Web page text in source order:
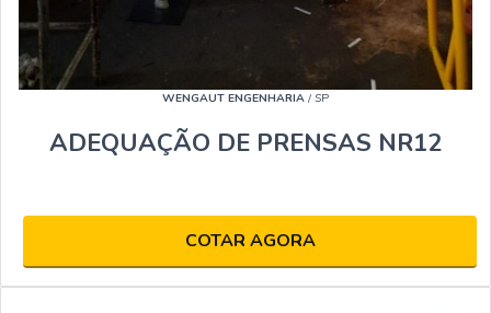
WENGAUT ENGENHARIA / SP
ADEQUAÇÃO DE PRENSAS NR12
COTAR AGORA